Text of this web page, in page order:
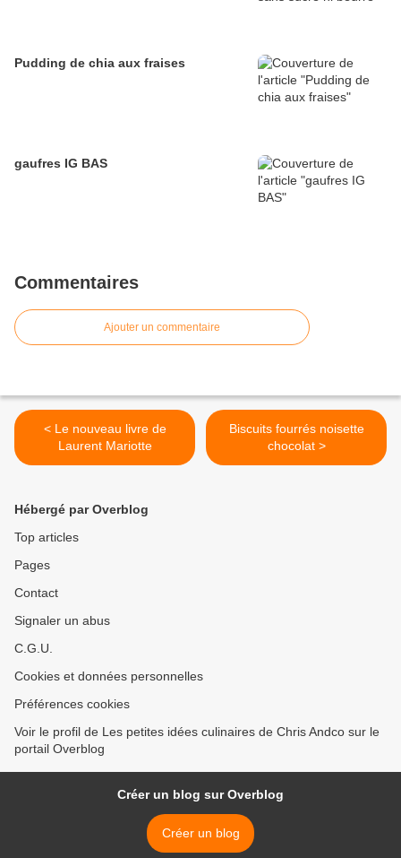
Pudding de chia aux fraises
gaufres IG BAS
Commentaires
Ajouter un commentaire
< Le nouveau livre de
Laurent Mariotte
Biscuits fourrés noisette
chocolat >
Hébergé par Overblog
Top articles
Pages
Contact
Signaler un abus
C.G.U.
Cookies et données personnelles
Préférences cookies
Voir le profil de Les petites idées culinaires de Chris Andco sur le
portail Overblog
Créer un blog sur Overblog
Créer un blog